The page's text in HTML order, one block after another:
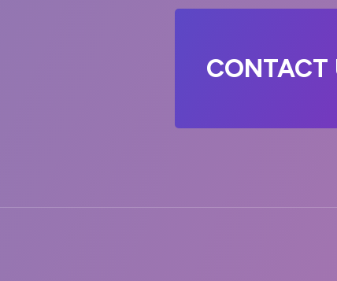
CONTACT